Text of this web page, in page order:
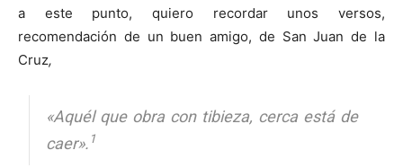
a este punto, quiero recordar unos versos,
recomendación de un buen amigo, de San Juan de la
Cruz,
«Aquél que obra con tibieza, cerca está de
caer». 1